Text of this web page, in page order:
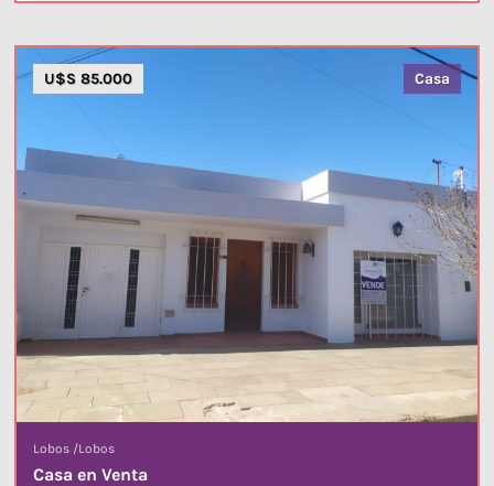
Lobos /Lobos
Casa en Venta
U$S 85.000 Casa